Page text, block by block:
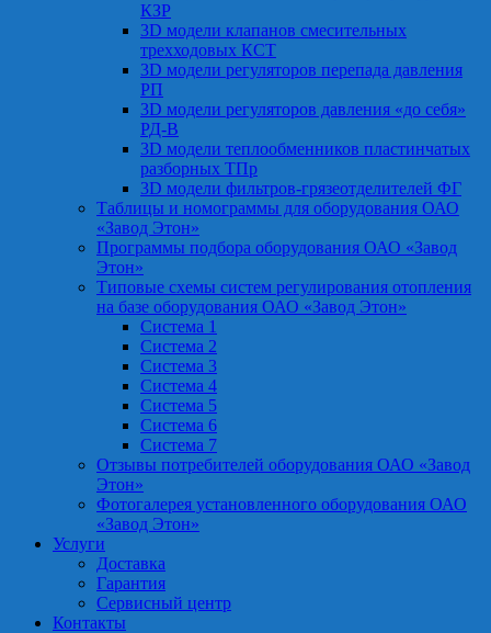
КЗР
3D модели клапанов смесительных
трехходовых КСТ
3D модели регуляторов перепада давления
РП
3D модели регуляторов давления «до себя»
РД-В
3D модели теплообменников пластинчатых
разборных ТПр
3D модели фильтров-грязеотделителей ФГ
Таблицы и номограммы для оборудования ОАО
«Завод Этон»
Программы подбора оборудования ОАО «Завод
Этон»
Типовые схемы систем регулирования отопления
на базе оборудования ОАО «Завод Этон»
Система 1
Система 2
Система 3
Система 4
Система 5
Система 6
Система 7
Отзывы потребителей оборудования ОАО «Завод
Этон»
Фотогалерея установленного оборудования ОАО
«Завод Этон»
Услуги
Доставка
Гарантия
Сервисный центр
Контакты